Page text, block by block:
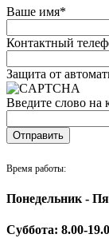
Ваше имя*
Контактный
Защита от
Введите слово на
Время работы:
Понедельник -
Суббота: 8.00-